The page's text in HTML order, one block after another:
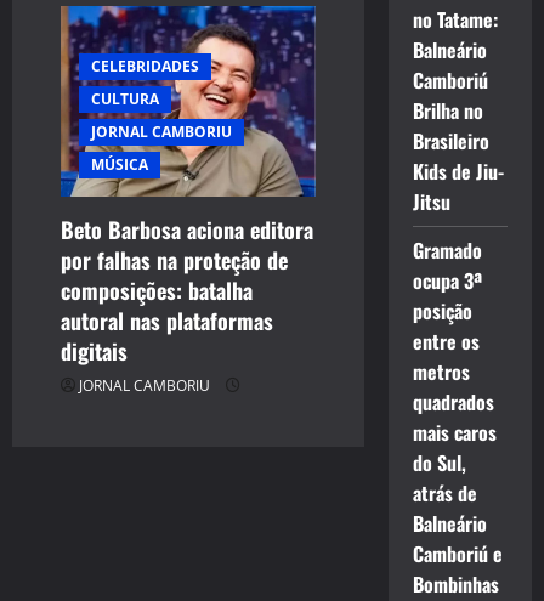
CELEBRIDADES
CULTURA
JORNAL CAMBORIU
MÚSICA
Beto Barbosa aciona editora
por falhas na proteção de
composições: batalha
autoral nas plataformas
digitais
JORNAL CAMBORIU
no Tatame:
Balneário
Camboriú
Brilha no
Brasileiro
Kids de Jiu-
Jitsu
Gramado
ocupa 3ª
posição
entre os
metros
quadrados
mais caros
do Sul,
atrás de
Balneário
Camboriú e
Bombinhas